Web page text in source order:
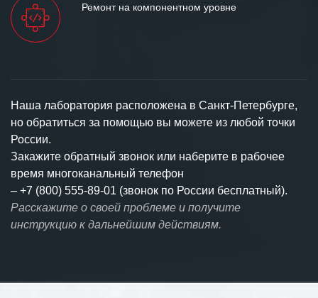
Ремонт на компонентном уровне
Наша лаборатория расположена в Санкт-Петербурге,
но обратиться за помощью вы можете из любой точки
России.
Закажите обратный звонок или наберите в рабочее
время многоканальный телефон
– +7 (800) 555-89-01 (звонок по России бесплатный).
Расскажите о своей проблеме и получите
инструкцию к дальнейшим действиям.